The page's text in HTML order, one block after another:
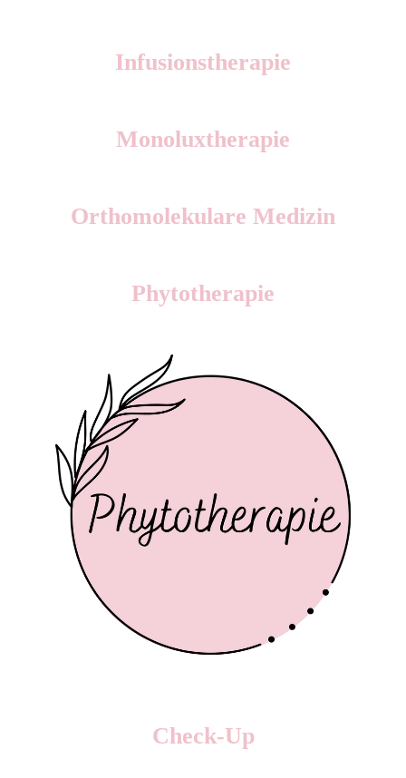
Infusionstherapie
Monoluxtherapie
Orthomolekulare Medizin
Phytotherapie
Check-Up